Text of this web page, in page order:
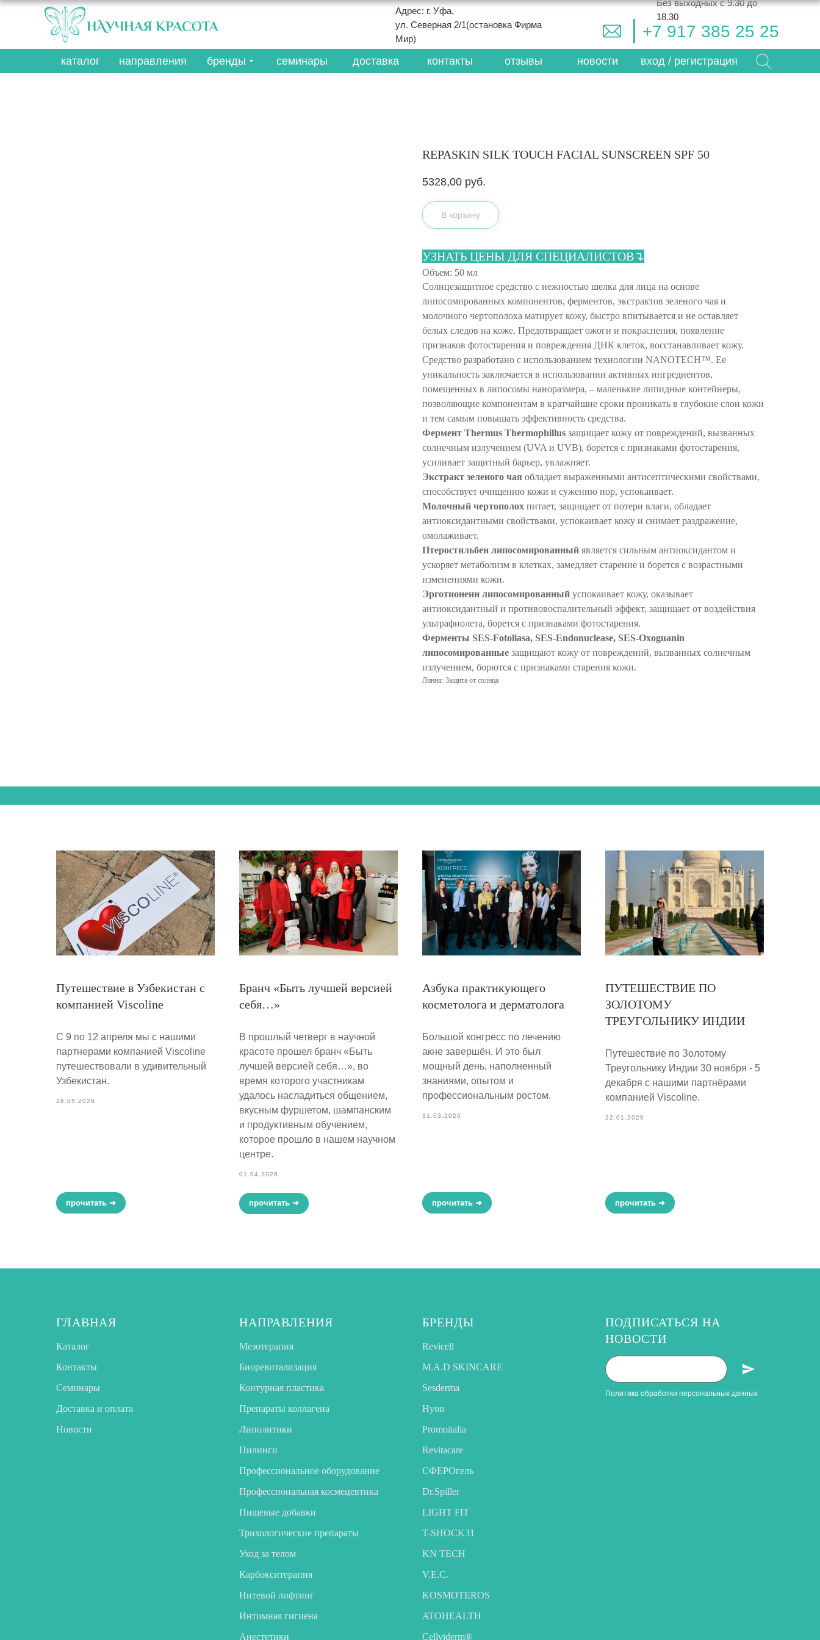
Адрес: г. Уфа,
ул. Северная 2/1(остановка Фирма
Мир)
Без выходных с 9.30 до
18.30
+7 917 385 25 25
направления бренды семинары доставка контакты
каталог новости вход / регистрация
отзывы
REPASKIN SILK TOUCH FACIAL SUNSCREEN SPF 50
5328,00 руб.
В корзину
УЗНАТЬ ЦЕНЫ ДЛЯ СПЕЦИАЛИСТОВ↴
Объем: 50 мл
Солнцезащитное средство с нежностью шелка для лица на основе
липосомированных компонентов, ферментов, экстрактов зеленого чая и
молочного чертополоха матирует кожу, быстро впитывается и не оставляет
белых следов на коже. Предотвращает ожоги и покраснения, появление
признаков фотостарения и повреждения ДНК клеток, восстанавливает кожу.
Средство разработано с использованием технологии NANOTECH™. Ее
уникальность заключается в использовании активных ингредиентов,
помещенных в липосомы наноразмера, – маленькие липидные контейнеры,
позволяющие компонентам в кратчайшие сроки проникать в глубокие слои кожи
и тем самым повышать эффективность средства.
Фермент Thermus Thermophillus защищает кожу от повреждений, вызванных
солнечным излучением (UVA и UVB), борется с признаками фотостарения,
усиливает защитный барьер, увлажняет.
Экстракт зеленого чая обладает выраженными антисептическими свойствами,
способствует очищению кожи и сужению пор, успокаивает.
Молочный чертополох питает, защищает от потери влаги, обладает
антиоксидантными свойствами, успокаивает кожу и снимает раздражение,
омолаживает.
Птеростильбен липосомированный является сильным антиоксидантом и
ускоряет метаболизм в клетках, замедляет старение и борется с возрастными
изменениями кожи.
Эрготионеин липосомированный успокаивает кожу, оказывает
антиоксидантный и противовоспалительный эффект, защищает от воздействия
ультрафиолета, борется с признаками фотостарения.
Ферменты SES-Fotoliasa, SES-Endonuclease, SES-Oxoguanin
липосомированные защищают кожу от повреждений, вызванных солнечным
излучением, борются с признаками старения кожи.
Линия: Защита от солнца
Путешествие в Узбекистан с
компанией Viscoline
С 9 по 12 апреля мы с нашими
партнерами компанией Viscoline
путешествовали в удивительный
Узбекистан.
26.05.2026
прочитать ➜
Бранч «Быть лучшей версией
себя…»
В прошлый четверг в научной
красоте прошел бранч «Быть
лучшей версией себя…», во
время которого участникам
удалось насладиться общением,
вкусным фуршетом, шампанским
и продуктивным обучением,
которое прошло в нашем научном
центре.
01.04.2026
прочитать ➜
Азбука практикующего
косметолога и дерматолога
Большой конгресс по лечению
акне завершён. И это был
мощный день, наполненный
знаниями, опытом и
профессиональным ростом.
31.03.2026
прочитать ➜
ПУТЕШЕСТВИЕ ПО
ЗОЛОТОМУ
ТРЕУГОЛЬНИКУ ИНДИИ
Путешествие по Золотому
Треугольнику Индии 30 ноября - 5
декабря с нашими партнёрами
компанией Viscoline.
22.01.2026
прочитать ➜
ГЛАВНАЯ
Каталог
Контакты
Семинары
Доставка и оплата
Новости
НАПРАВЛЕНИЯ
Мезотерапия
Биоревитализация
Контурная пластика
Препараты коллагена
Липолитики
Пилинги
Профессиональное оборудование
Профессиональная космецевтика
Пищевые добавки
Трихологические препараты
Уход за телом
Карбокситерапия
Нитевой лифтинг
Интимная гигиена
Анестетики
БРЕНДЫ
Revicell
M.A.D SKINCARE
Sesderma
Hyon
Promoitalia
Revitacare
CФЕРОгель
Dr.Spiller
LIGHT FIT
T-SHOCK31
KN TECH
V.E.C.
KOSMOTEROS
ATOHEALTH
Cellviderm®
ПОДПИСАТЬСЯ НА
НОВОСТИ
Политика обработки персональных данных